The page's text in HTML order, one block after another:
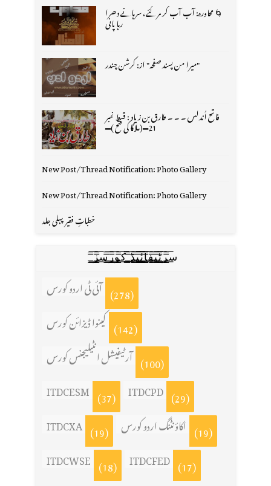
🌀 محاورہ: آب آب کر مر گئے، سرہانے دھرا
رہا پانی
"میرا من پسند صفحہ" از: کرشن چندر
فاتح اُندلس ۔ ۔ ۔ طارق بن زیاد : قسط نمبر
21═(ملاگا کی فتح )═
New Post/Thread Notification: Photo Gallery
New Post/Thread Notification: Photo Gallery
خطباتِ فقیر پہلی جلد
س̳̿͟͞ر̳̿͟͞ٹ̳̿͟͞ی̳̿͟͞ف̳̿͟͞ا̳̿͟͞ي̳̳̿ٔ̿͟͟͞͞ی̳̿͟͞ڈ̳̿͟͞ ̳̿͟͞ک̳̿͟͞و̳̿͟͞ر̳̿͟͞س̳̿͟͞ز̳̿͟͞
آئی ٹی اردو کورس (278)
کینوا ڈیزائن کورس (142)
آرٹیفیشل انٹیلیجنس کورس (100)
ITDCESM (37) ITDCPD (29)
ITDCXA (19) اکاؤنٹنگ اردو کورس (19)
ITDCWSE (18) ITDCFED (17)